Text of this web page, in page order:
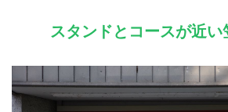
スタンドとコースが近い